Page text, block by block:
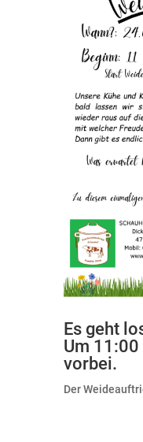
Es geht
Um 11:00
vorbei.
Der